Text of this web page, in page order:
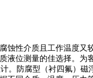
蚀性介质且工作温度又
液位测量的佳选择。为
。防腐型（衬四氟）磁